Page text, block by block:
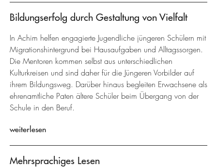
Bildungserfolg durch Gestaltung von Vielfalt
In Achim helfen engagierte Jugendliche jüngeren Schülern mit
Migrationshintergrund bei Hausaufgaben und Alltagssorgen.
Die Mentoren kommen selbst aus unterschiedlichen
Kulturkreisen und sind daher für die Jüngeren Vorbilder auf
ihrem Bildungsweg. Darüber hinaus begleiten Erwachsene als
ehrenamtliche Paten ältere Schüler beim Übergang von der
Schule in den Beruf.
weiterlesen
Mehrsprachiges Lesen